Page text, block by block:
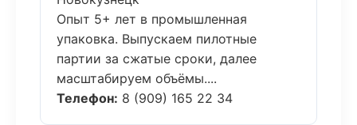
Опыт 5+ лет в промышленная
упаковка. Выпускаем пилотные
партии за сжатые сроки, далее
масштабируем объёмы....
Телефон: 8 (909) 165 22 34